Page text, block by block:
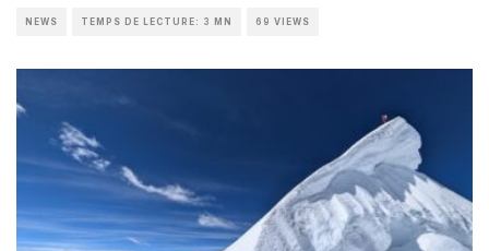
NEWS TEMPS DE LECTURE: 3 MN 69 VIEWS